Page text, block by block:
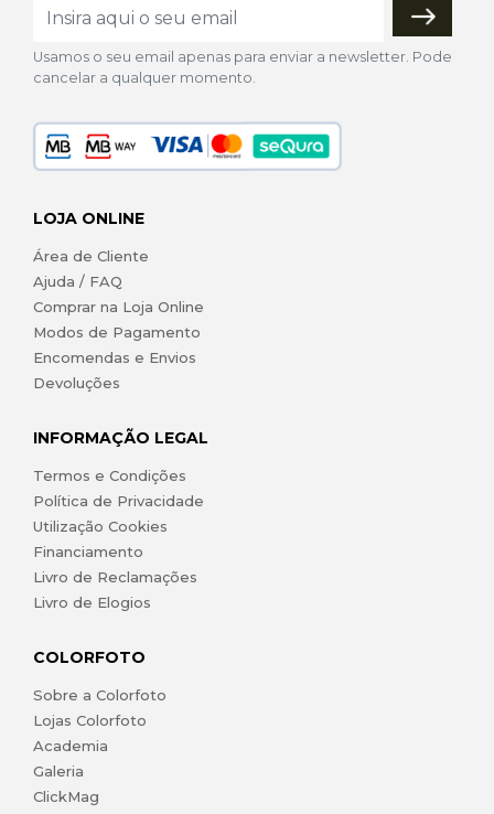
Usamos o seu email apenas para enviar a newsletter. Pode
cancelar a qualquer momento.
LOJA ONLINE
Área de Cliente
Ajuda / FAQ
Comprar na Loja Online
Modos de Pagamento
Encomendas e Envios
Devoluções
INFORMAÇÃO LEGAL
Termos e Condições
Política de Privacidade
Utilização Cookies
Financiamento
Livro de Reclamações
Livro de Elogios
COLORFOTO
Sobre a Colorfoto
Lojas Colorfoto
Academia
Galeria
ClickMag